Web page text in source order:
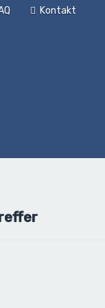
Kontakt